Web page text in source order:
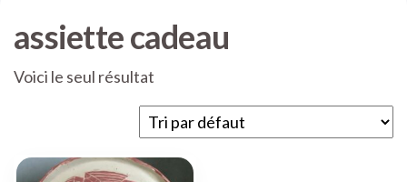
assiette cadeau
Voici le seul résultat